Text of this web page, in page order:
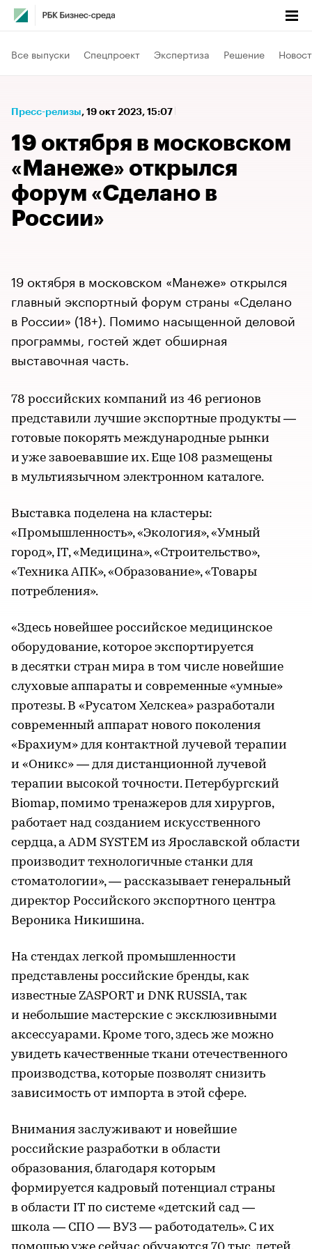
Все выпуски Спецпроект Экспертиза Решение
Пресс-релизы⁠, 19 окт 2023, 15:07
19 октября в московском
«Манеже» открылся
форум «Сделано в
России»
19 октября в московском «Манеже» открылся
главный экспортный форум страны «Сделано
в России» (18+). Помимо насыщенной деловой
программы, гостей ждет обширная
выставочная часть.
78 российских компаний из 46 регионов
представили лучшие экспортные продукты —
готовые покорять международные рынки
и уже завоевавшие их. Еще 108 размещены
в мультиязычном электронном каталоге.
Выставка поделена на кластеры:
«Промышленность», «Экология», «Умный
город», IT, «Медицина», «Строительство»,
«Техника АПК», «Образование», «Товары
потребления».
«Здесь новейшее российское медицинское
оборудование, которое экспортируется
в десятки стран мира в том числе новейшие
слуховые аппараты и современные «умные»
протезы. В «Русатом Хелскеа» разработали
современный аппарат нового поколения
«Брахиум» для контактной лучевой терапии
и «Оникс» — для дистанционной лучевой
терапии высокой точности. Петербургский
Biomap, помимо тренажеров для хирургов,
работает над созданием искусственного
сердца, а ADM SYSTEM из Ярославской области
производит технологичные станки для
стоматологии», — рассказывает генеральный
директор Российского экспортного центра
Вероника Никишина.
На стендах легкой промышленности
представлены российские бренды, как
известные ZASPORT и DNK RUSSIA, так
и небольшие мастерские с эксклюзивными
аксессуарами. Кроме того, здесь же можно
увидеть качественные ткани отечественного
производства, которые позволят снизить
зависимость от импорта в этой сфере.
Внимания заслуживают и новейшие
российские разработки в области
образования, благодаря которым
формируется кадровый потенциал страны
в области IT по системе «детский сад —
школа — СПО — ВУЗ — работодатель». С их